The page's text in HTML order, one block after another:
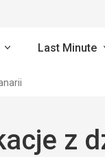
Last Minute
z